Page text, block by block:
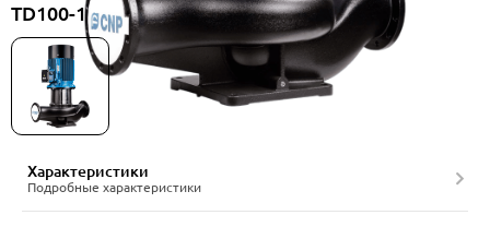
TD100-13/2SWHTJ
Характеристики
Подробные характеристики